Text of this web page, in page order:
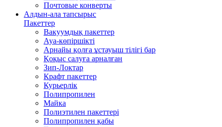
Почтовые конверты
Алдын-ала тапсырыс
Пакеттер
Вакуумдық пакеттер
Ауа-көпіршікті
Арнайы қолға ұстауыш тілігі бар
Қоқыс салуға арналған
Зип-Локтар
Крафт пакеттер
Курьерлік
Полипропилен
Майка
Полиэтилен пакеттері
Полипропилен қабы